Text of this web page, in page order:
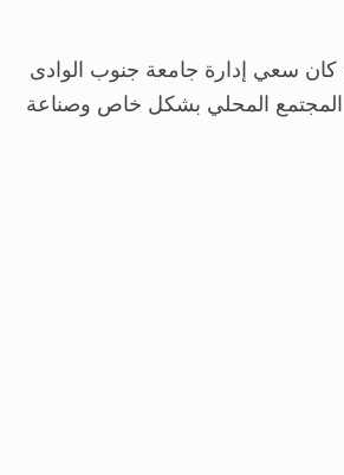
كان سعي إدارة جامعة جنوب الوادى
المجتمع المحلي بشكل خاص وصناعة